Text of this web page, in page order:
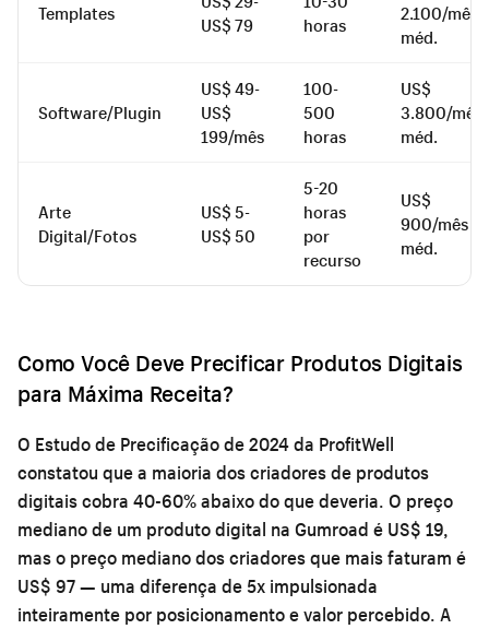
Templates
US$ 79
horas
2.100/mês
méd.
Software/Plugin
US$ 49-
US$
199/mês
100-
500
horas
US$
3.800/mês
méd.
Arte
Digital/Fotos
US$ 5-
US$ 50
5-20
horas
por
recurso
US$
900/mês
méd.
Como Você Deve Precificar Produtos Digitais
para Máxima Receita?
O Estudo de Precificação de 2024 da ProfitWell
constatou que a maioria dos criadores de produtos
digitais cobra 40-60% abaixo do que deveria. O preço
mediano de um produto digital na Gumroad é US$ 19,
mas o preço mediano dos criadores que mais faturam é
US$ 97 — uma diferença de 5x impulsionada
inteiramente por posicionamento e valor percebido. A